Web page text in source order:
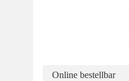
Online bestellbar